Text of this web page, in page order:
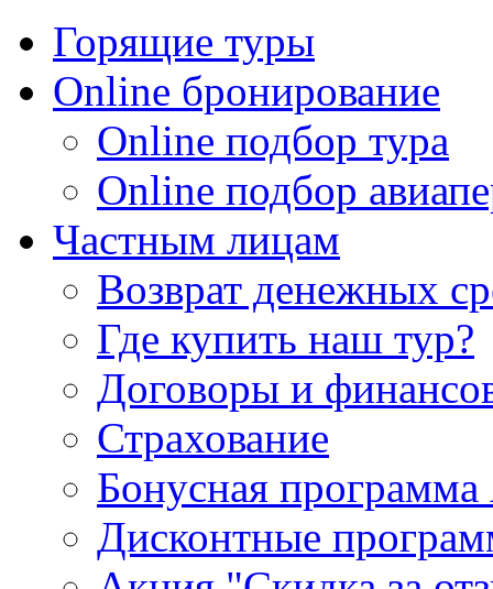
Горящие туры
Online бронирование
Online подбор тура
Online подбор
Частным лицам
Возврат денежных
Где купить наш тур?
Договоры и
Страхование
Бонусная
Дисконтные